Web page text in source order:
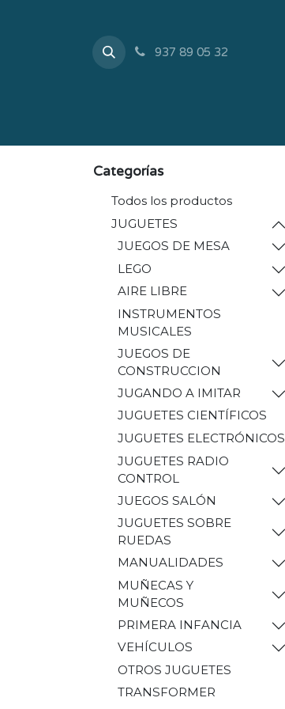
937 89 05 32
Categorías
Todos los productos
JUGUETES
JUEGOS DE MESA
LEGO
AIRE LIBRE
INSTRUMENTOS
MUSICALES
JUEGOS DE
CONSTRUCCION
JUGANDO A IMITAR
JUGUETES CIENTÍFICOS
JUGUETES ELECTRÓNICOS
JUGUETES RADIO
CONTROL
JUEGOS SALÓN
JUGUETES SOBRE
RUEDAS
MANUALIDADES
MUÑECAS Y
MUÑECOS
PRIMERA INFANCIA
VEHÍCULOS
OTROS JUGUETES
TRANSFORMER